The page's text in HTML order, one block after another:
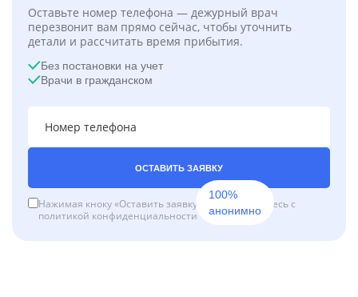
Оставьте номер телефона — дежурный врач
перезвонит вам прямо сейчас, чтобы уточнить
детали и рассчитать время прибытия.
Без постановки на учет
Врачи в гражданском
ОСТАВИТЬ ЗАЯВКУ
Нажимая кноку «Оставить заявку», вы соглашаетесь с
политикой конфиденциальности
100%
анонимно